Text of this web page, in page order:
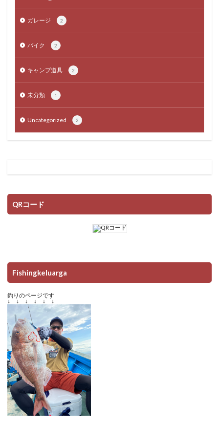
ガレージ 2
バイク 2
キャンプ道具 2
未分類 1
Uncategorized 2
QRコード
Fishingkeluarga
釣りのページです
↓ ↓ ↓ ↓ ↓ ↓